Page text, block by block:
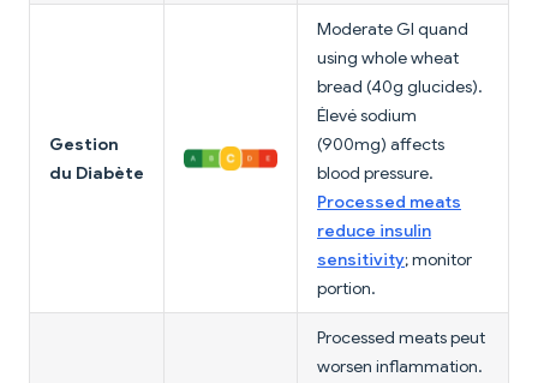
Gestion
du Diabète
Moderate GI quand
using whole wheat
bread (40g glucides).
Élevé sodium
(900mg) affects
blood pressure.
Processed meats
reduce insulin
sensitivity; monitor
portion.
Processed meats peut
worsen inflammation.